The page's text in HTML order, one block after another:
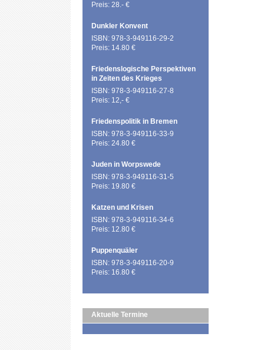
Preis: 28.- €
Dunkler Konvent
ISBN: 978-3-949116-29-2
Preis: 14.80 €
Friedenslogische Perspektiven
in Zeiten des Krieges
ISBN: 978-3-949116-27-8
Preis: 12,- €
Friedenspolitik in Bremen
ISBN: 978-3-949116-33-9
Preis: 24.80 €
Juden in Worpswede
ISBN: 978-3-949116-31-5
Preis: 19.80 €
Katzen und Krisen
ISBN: 978-3-949116-34-6
Preis: 12.80 €
Puppenquäler
ISBN: 978-3-949116-20-9
Preis: 16.80 €
Aktuelle Termine